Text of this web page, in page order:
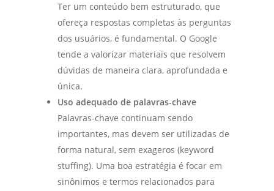
Ter um conteúdo bem estruturado, que
ofereça respostas completas às perguntas
dos usuários, é fundamental. O Google
tende a valorizar materiais que resolvem
dúvidas de maneira clara, aprofundada e
única.
Uso adequado de palavras-chave
Palavras-chave continuam sendo
importantes, mas devem ser utilizadas de
forma natural, sem exageros (keyword
stuffing). Uma boa estratégia é focar em
sinônimos e termos relacionados para